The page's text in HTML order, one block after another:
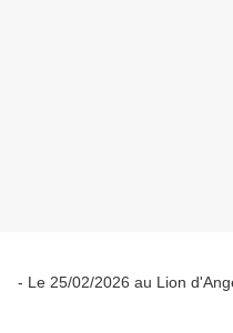
- Le 25/02/2026 au Lion